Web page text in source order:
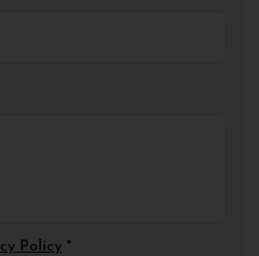
Policy *